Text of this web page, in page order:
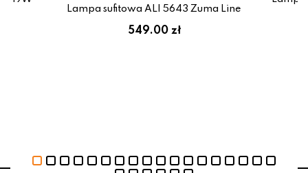
Lampa sufitowa ALI 5643 Zuma Line
549.00 zł